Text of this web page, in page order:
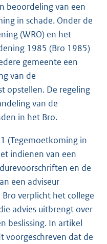
beoordeling van een
in schade. Onder de
(WRO) en het
1985 (Bro 1985)
gemeente een
van de
opstellen. De regeling
van de
in het Bro.
(Tegemoetkoming in
indienen van een
en de
een adviseur
verplicht het college
advies uitbrengt over
beslissing. In artikel
voorgeschreven dat de